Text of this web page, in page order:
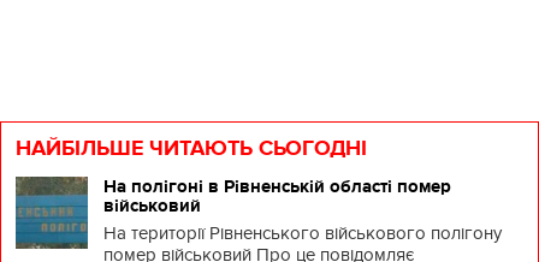
НАЙБІЛЬШЕ ЧИТАЮТЬ СЬОГОДНІ
На полігоні в Рівненській області помер
військовий
На території Рівненського військового полігону
помер військовий Про це повідомляє